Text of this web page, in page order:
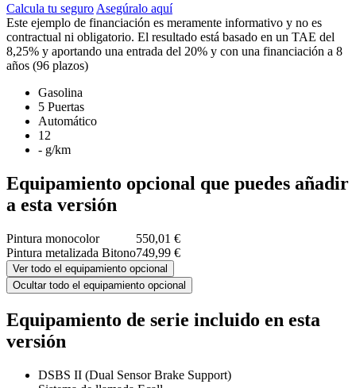
Calcula tu seguro Asegúralo aquí
Este ejemplo de financiación es meramente informativo y no es
contractual ni obligatorio. El resultado está basado en un TAE del
8,25% y aportando una entrada del 20% y con una financiación a 8
años (96 plazos)
Gasolina
5 Puertas
Automático
12
- g/km
Equipamiento opcional que puedes añadir
a esta versión
Pintura monocolor
550,01 €
Pintura metalizada Bitono749,99 €
Ver todo el equipamiento opcional
Ocultar todo el equipamiento opcional
Equipamiento de serie incluido en esta
versión
DSBS II (Dual Sensor Brake Support)